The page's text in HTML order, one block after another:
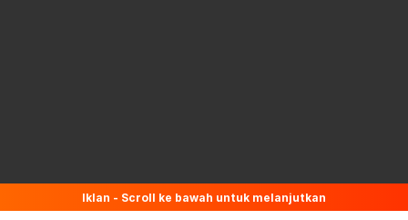
Iklan - Scroll ke bawah untuk melanjutkan